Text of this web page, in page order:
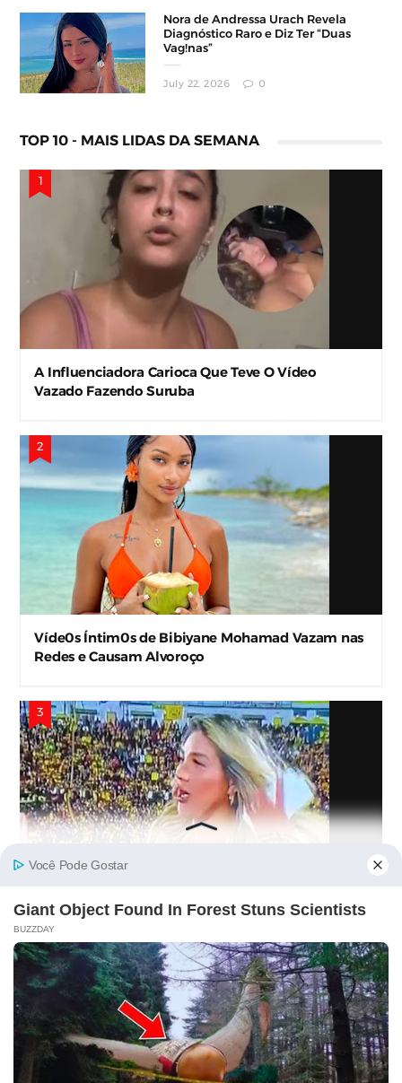
Nora de Andressa Urach Revela
Diagnóstico Raro e Diz Ter “Duas
Vag!nas”
July 22, 2026 0
TOP 10 - MAIS LIDAS DA SEMANA
A Influenciadora Carioca Que Teve O Vídeo
Vazado Fazendo Suruba
Víde0s Íntim0s de Bibiyane Mohamad Vazam nas
Redes e Causam Alvoroço
Kathy Valencia E A Roupa E Descuido Da
Jornalista Que Estão A Levar A Internet À Loucura